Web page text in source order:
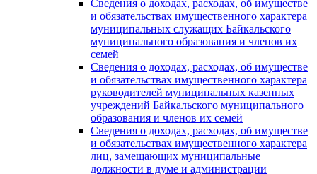
Сведения о доходах, расходах, об имуществе
и обязательствах имущественного характера
муниципальных служащих Байкальского
муниципального образования и членов их
семей
Сведения о доходах, расходах, об имуществе
и обязательствах имущественного характера
руководителей муниципальных казенных
учреждений Байкальского муниципального
образования и членов их семей
Сведения о доходах, расходах, об имуществе
и обязательствах имущественного характера
лиц, замещающих муниципальные
должности в думе и администрации